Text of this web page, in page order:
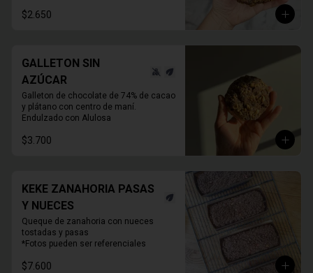
$2.650
GALLETON SIN
AZÚCAR
Galleton de chocolate de 74% de cacao
y plátano con centro de maní.
Endulzado con Alulosa
$3.700
KEKE ZANAHORIA PASAS
Y NUECES
Queque de zanahoria con nueces
tostadas y pasas
*Fotos pueden ser referenciales
$7.600